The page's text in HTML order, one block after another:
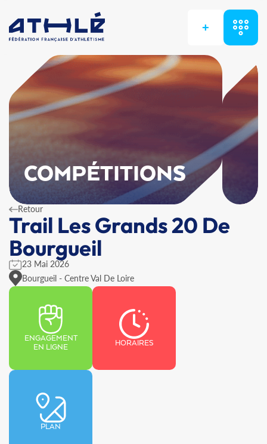
+
COMPÉTITIONS
Retour
Trail Les Grands 20 De
Bourgueil
23 Mai 2026
Bourgueil - Centre Val De Loire
ENGAGEMENT
EN LIGNE
HORAIRES
PLAN